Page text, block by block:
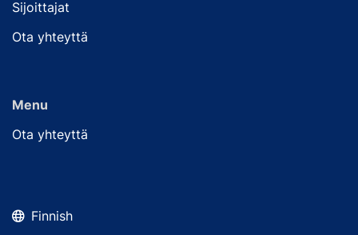
Sijoittajat
Ota yhteyttä
Menu
Ota yhteyttä
Finnish